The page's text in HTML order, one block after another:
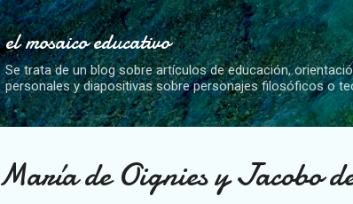
Ir al
el mosaico educativo
Se trata de un blog sobre artículos de educación,
personales y diapositivas sobre personajes filosóficos o
María de Oignies y Jacobo